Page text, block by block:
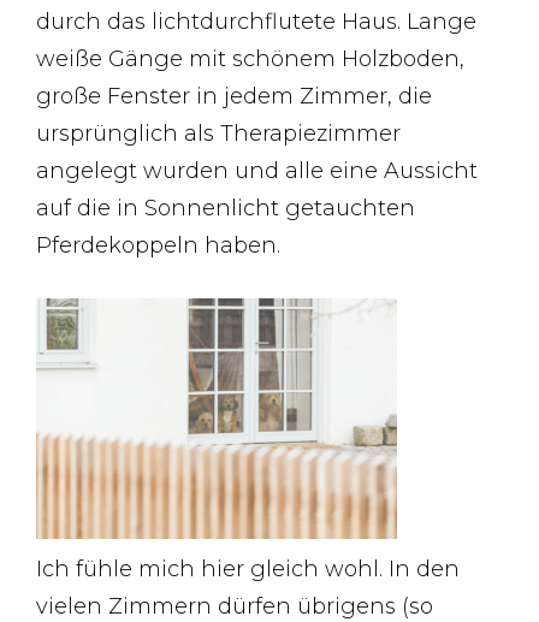
durch das lichtdurchflutete Haus. Lange
weiße Gänge mit schönem Holzboden,
große Fenster in jedem Zimmer, die
ursprünglich als Therapiezimmer
angelegt wurden und alle eine Aussicht
auf die in Sonnenlicht getauchten
Pferdekoppeln haben.
Ich fühle mich hier gleich wohl. In den
vielen Zimmern dürfen übrigens (so